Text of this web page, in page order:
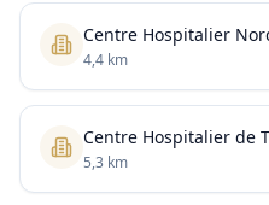
Centre Hospitalier
4,4 km
Centre Hospitalier de
5,3 km